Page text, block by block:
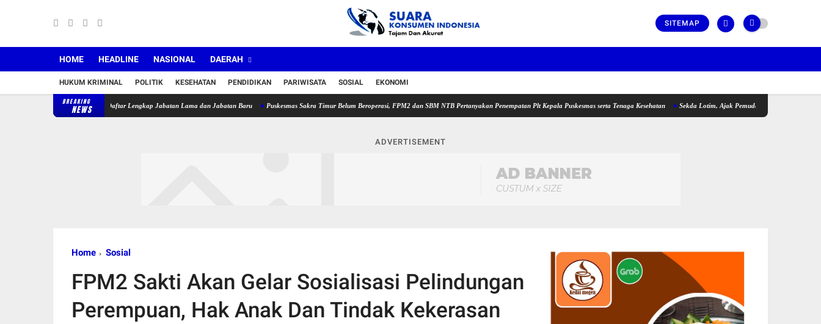
SITEMAP
HOME HEADLINE NASIONAL DAERAH
HUKUM KRIMINAL POLITIK KESEHATAN PENDIDIKAN PARIWISATA SOSIAL EKONOMI
BREAKING
NEWS
36 Pejabat, Berikut Daftar Lengkap Jabatan Lama dan Jabatan Baru Puskesmas Sakra Timur Belum Beroperasi, FPM2 dan SBM NTB Pertanyakan Penempatan Plt Kepala Puskesmas serta Tenaga Kesehatan Sekda Lotim, Ajak Pemuda Perkuat Kolaborasi pada
ADVERTISEMENT
Home Sosial
FPM2 Sakti Akan Gelar Sosialisasi Pelindungan
Perempuan, Hak Anak Dan Tindak Kekerasan